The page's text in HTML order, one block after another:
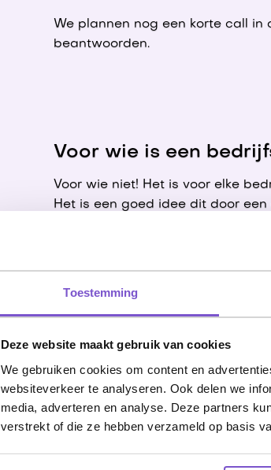
Toestemming
Deze website maakt gebruik van cookies
We gebruiken cookies om content en
websiteverkeer te analyseren. Ook delen we
media, adverteren en analyse. Deze partners
verstrekt of die ze hebben verzameld op basis
We plannen nog een korte call
beantwoorden.
Voor wie is een
Voor wie niet! Het is voor elke
Het is een goed idee dit door
Er is
Als je graag aan de slag wilt
een vervolg in waarin we gaan
hangen hier een prioriteit aan.
staat. Door het in brokken op te
Helpt VionA mij dan